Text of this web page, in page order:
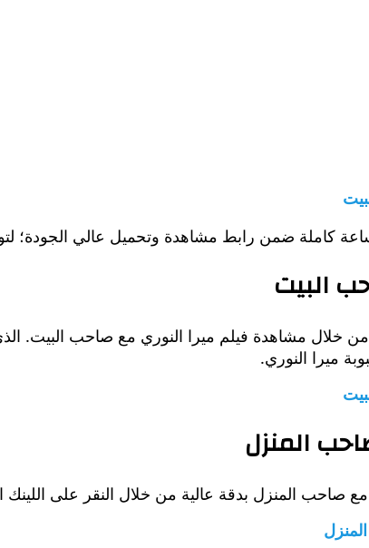
كاملة ضمن رابط مشاهدة وتحميل عالي الجودة؛
البيت
خلال مشاهدة فيلم ميرا النوري مع صاحب البيت.
ميرا النوري.
المنزل
صاحب المنزل بدقة عالية من خلال النقر على اللينك